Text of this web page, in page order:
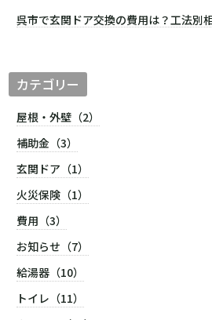
呉市で玄関ドア交換の費用は？工法別
カテゴリー
屋根・外壁（2）
補助金（3）
玄関ドア（1）
火災保険（1）
費用（3）
お知らせ（7）
給湯器（10）
トイレ（11）